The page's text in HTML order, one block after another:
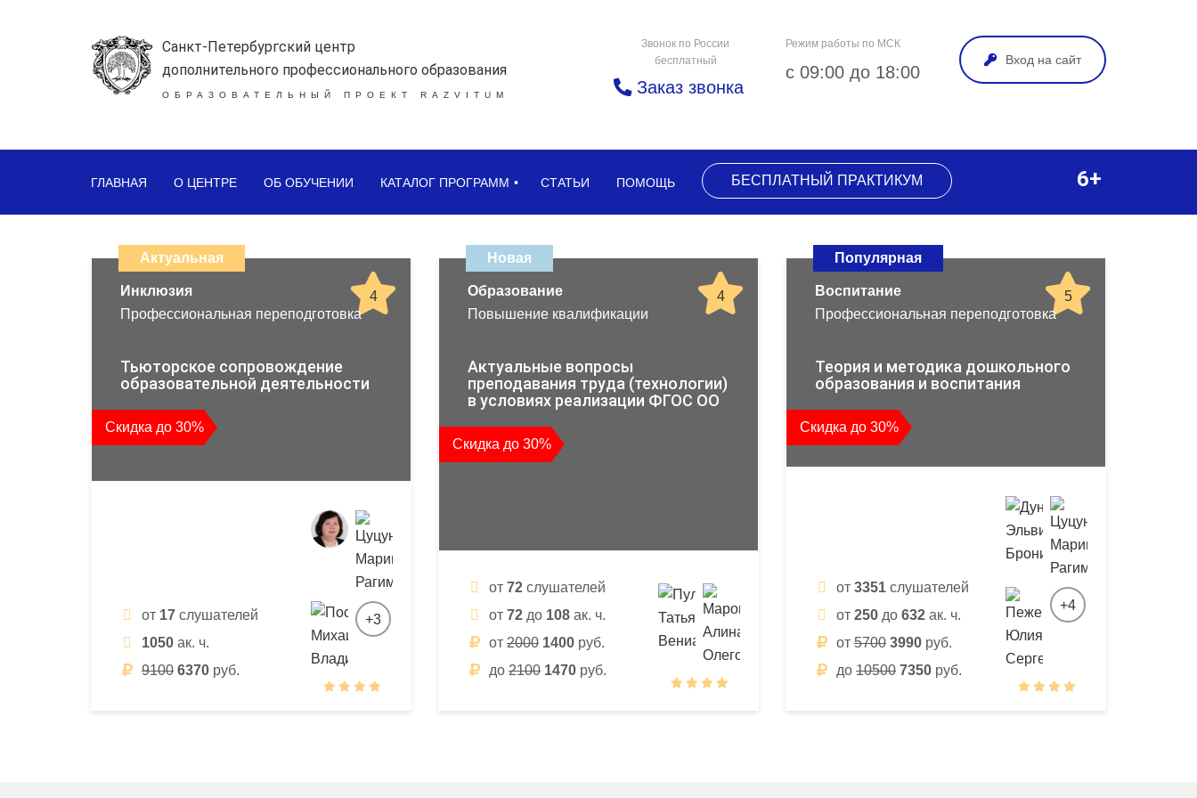
Санкт-Петербургский центр
дополнительного профессионального образования
ОБРАЗОВАТЕЛЬНЫЙ ПРОЕКТ RAZVITUM
Звонок по России
бесплатный
Заказ звонка
Режим работы по МСК
с 09:00 до 18:00
Вход на сайт
ГЛАВНАЯ О ЦЕНТРЕ ОБ ОБУЧЕНИИ КАТАЛОГ ПРОГРАММ СТАТЬИ ПОМОЩЬ БЕСПЛАТНЫЙ ПРАКТИКУМ 6+
дистанционных
образовательных
повышения
квалификации
и
профессиональной
переподготовки
Актуальная
4
Инклюзия
Профессиональная переподготовка
Тьюторское сопровождение
образовательной деятельности
Скидка до 30%
от 17 слушателей
1050 ак. ч.
9100 6370 руб.
+3
Новая
4
Образование
Повышение квалификации
Актуальные вопросы
преподавания труда (технологии)
в условиях реализации ФГОС ОО
Скидка до 30%
от 72 слушателей
от 72 до 108 ак. ч.
от 2000 1400 руб.
до 2100 1470 руб.
Популярная
5
Воспитание
Профессиональная переподготовка
Теория и методика дошкольного
образования и воспитания
Скидка до 30%
от 3351 слушателей
от 250 до 632 ак. ч.
от 5700 3990 руб.
до 10500 7350 руб.
+4